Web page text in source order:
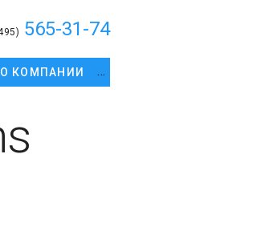
565-31-74
О КОМПАНИИ